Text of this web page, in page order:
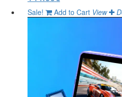
Sale! Add to Cart View